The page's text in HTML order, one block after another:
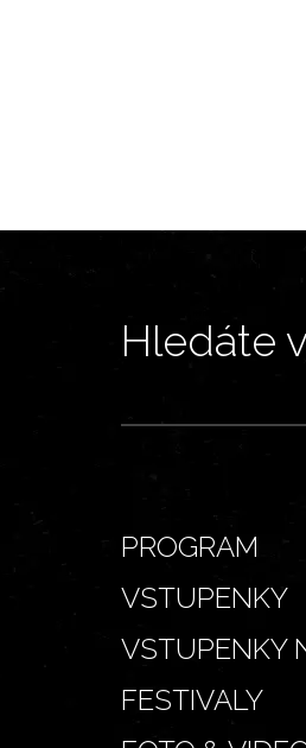
Hledáte
PROGRAM
VSTUPENKY
VSTUPENKY
FESTIVALY